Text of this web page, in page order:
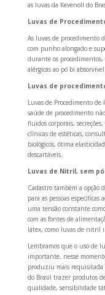
as luvas da Kevenoll do
Luvas de
As luvas de procedimento
com punho alongado e
durante os procedimentos,
alérgicas ao pó bi absorvível.
Luvas de
Luvas de Procedimento de
saúde de procedimento
fluidos corporais,
clínicas de estéticas,
biológicos, ótima
descartáveis.
Luvas de Nitril, sem pó
Cadastro também a opção
para as pessoas específicas
uma tensão constante
com as fontes de
látex, como luvas de nitril
Lembramos que o uso de
importante, nesse
produziu mais requisitada
do Brasil trazer produtos
qualidade, sensibilidade